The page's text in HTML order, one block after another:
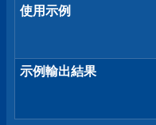
使用示例
示例輸出結果